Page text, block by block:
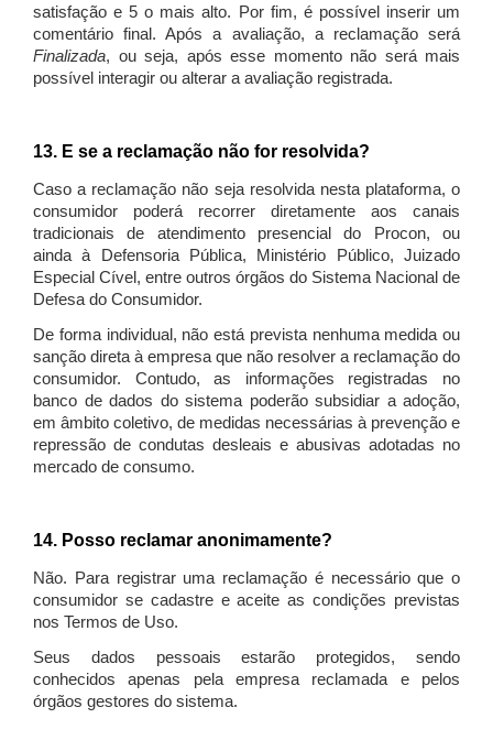
satisfação e 5 o mais alto. Por fim, é possível inserir um
comentário final. Após a avaliação, a reclamação será
Finalizada, ou seja, após esse momento não será mais
possível interagir ou alterar a avaliação registrada.
13. E se a reclamação não for resolvida?
Caso a reclamação não seja resolvida nesta plataforma, o
consumidor poderá recorrer diretamente aos canais
tradicionais de atendimento presencial do Procon, ou
ainda à Defensoria Pública, Ministério Público, Juizado
Especial Cível, entre outros órgãos do Sistema Nacional de
Defesa do Consumidor.
De forma individual, não está prevista nenhuma medida ou
sanção direta à empresa que não resolver a reclamação do
consumidor. Contudo, as informações registradas no
banco de dados do sistema poderão subsidiar a adoção,
em âmbito coletivo, de medidas necessárias à prevenção e
repressão de condutas desleais e abusivas adotadas no
mercado de consumo.
14. Posso reclamar anonimamente?
Não. Para registrar uma reclamação é necessário que o
consumidor se cadastre e aceite as condições previstas
nos Termos de Uso.
Seus dados pessoais estarão protegidos, sendo
conhecidos apenas pela empresa reclamada e pelos
órgãos gestores do sistema.